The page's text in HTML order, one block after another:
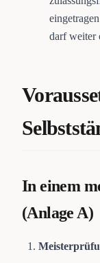
darf weiter
In einem
(Anlage A)